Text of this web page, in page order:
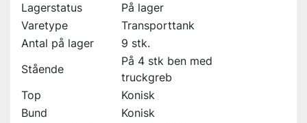
Lagerstatus
På lager
Varetype
Transporttank
Antal på lager
9 stk.
Stående
På 4 stk ben med
truckgreb
Top
Konisk
Bund
Konisk